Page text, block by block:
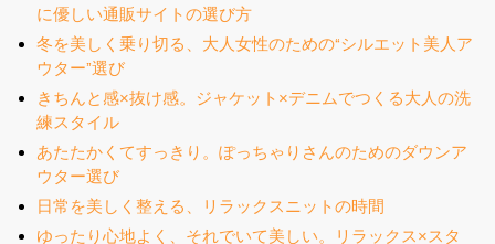
に優しい通販サイトの選び方
冬を美しく乗り切る、大人女性のための“シルエット美人ア
ウター”選び
きちんと感×抜け感。ジャケット×デニムでつくる大人の洗
練スタイル
あたたかくてすっきり。ぽっちゃりさんのためのダウンア
ウター選び
日常を美しく整える、リラックスニットの時間
ゆったり心地よく、それでいて美しい。リラックス×スタ